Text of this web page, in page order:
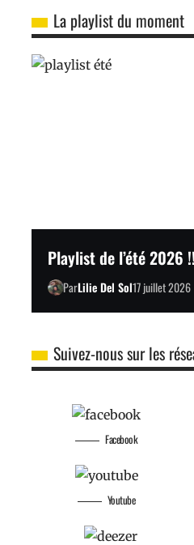
La playlist du moment
Playlist de l’été 2026 !!
ParLilie Del Sol17 juillet 2026
Suivez-nous sur les
Facebook
Youtube